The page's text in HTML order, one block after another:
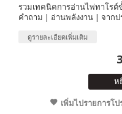
รวมเทคนิคการอ่านไพ่ทาโรต์
คำถาม | อ่านพลังงาน | จาก
ดูรายละเอียดเพิ่มเติม
ห
เพิ่มไปรายการโป